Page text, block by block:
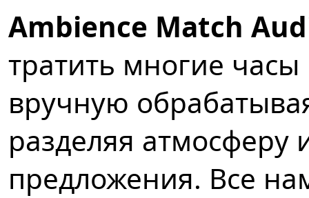
Ambience Match
тратить многие часы
вручную
разделяя
предложения. Все